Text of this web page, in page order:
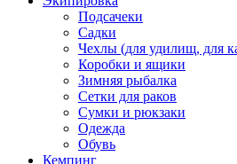
Подсачеки
Садки
Чехлы (для удилищ, для
Коробки и ящики
Зимняя рыбалка
Сетки для раков
Сумки и рюкзаки
Одежда
Обувь
Кемпинг